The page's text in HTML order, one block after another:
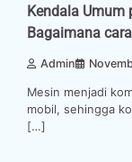
Kendala Umum
Bagaimana
Admin
Mesin menjadi
mobil, sehingga
[…]